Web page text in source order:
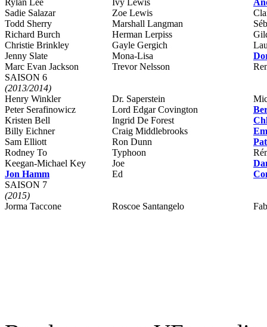
Rylan Lee
Ivy Lewis
Sadie Salazar
Zoe Lewis
Todd Sherry
Marshall Langman
Richard Burch
Herman Lerpiss
Christie Brinkley
Gayle Gergich
Jenny Slate
Mona-Lisa
Marc Evan Jackson
Trevor Nelsson
SAISON 6
(2013/2014)
Henry Winkler
Dr. Saperstein
Peter Serafinowicz
Lord Edgar Covington
Kristen Bell
Ingrid De Forest
Billy Eichner
Craig Middlebrooks
Sam Elliott
Ron Dunn
Rodney To
Typhoon
Keegan-Michael Key
Joe
Jon Hamm
Ed
SAISON 7
(2015)
Jorma Taccone
Roscoe Santangelo